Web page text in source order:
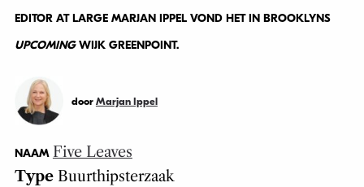
EDITOR AT LARGE MARJAN IPPEL VOND HET IN BROOKLYNS
UPCOMINGWIJK GREENPOINT.
door Marjan Ippel
NAAM Five Leaves
TypeBuurthipsterzaak